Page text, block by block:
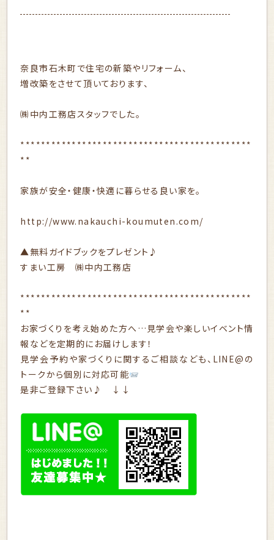
奈良市石木町で住宅の新築やリフォーム、
増改築をさせて頂いております、
㈱中内工務店スタッフでした。
*********************************************
**
家族が安全・健康・快適に暮らせる良い家を。
http://www.nakauchi-koumuten.com/
▲無料ガイドブックをプレゼント♪
すまい工房 ㈱中内工務店
*********************************************
**
お家づくりを考え始めた方へ…見学会や楽しいイベント情
報などを定期的にお届けします！
見学会予約や家づくりに関するご相談なども、LINE@の
トークから個別に対応可能
是非ご登録下さい♪ ↓↓